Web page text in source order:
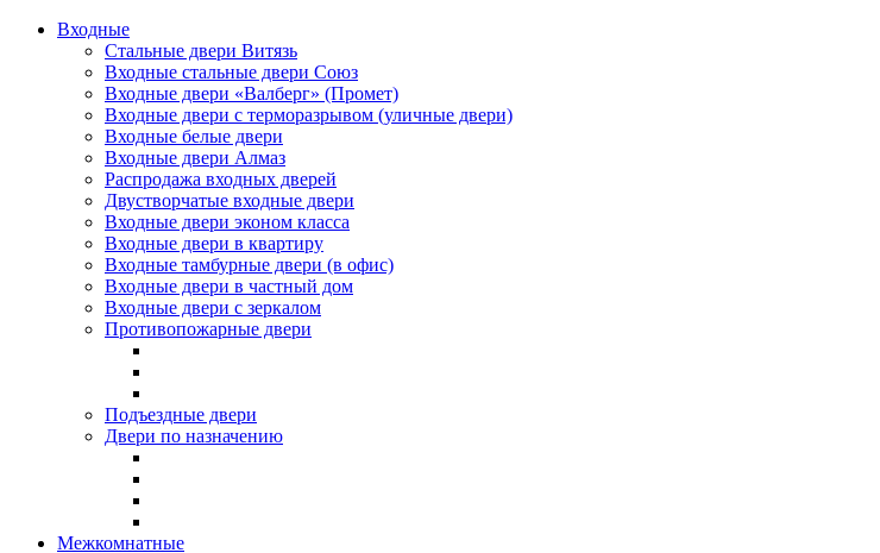
Входные
Стальные двери Витязь
Входные стальные двери Союз
Входные двери «Валберг» (Промет)
Входные двери с терморазрывом (уличные двери)
Входные белые двери
Входные двери Алмаз
Распродажа входных дверей
Двустворчатые входные двери
Входные двери эконом класса
Входные двери в квартиру
Входные тамбурные двери (в офис)
Входные двери в частный дом
Входные двери с зеркалом
Противопожарные двери
Подъездные двери
Двери по назначению
Межкомнатные